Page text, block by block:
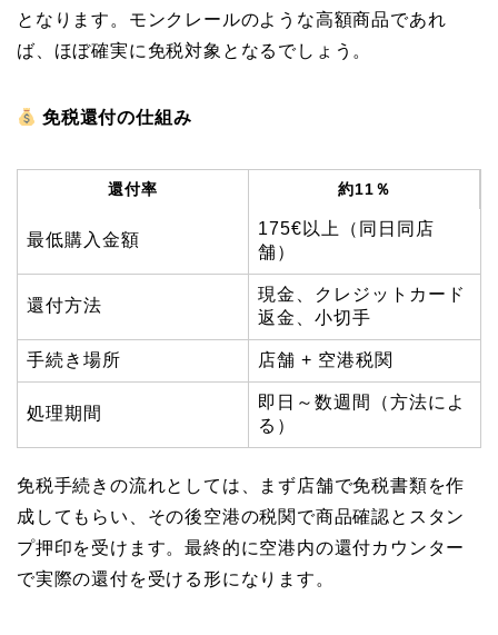
となります。モンクレールのような高額商品であれ
ば、ほぼ確実に免税対象となるでしょう。
免税還付の仕組み
還付率 約11％
最低購入金額
175€以上（同日同店
舗）
還付方法
現金、クレジットカード
返金、小切手
手続き場所 店舗 + 空港税関
処理期間
即日～数週間（方法によ
る）
免税手続きの流れとしては、まず店舗で免税書類を作
成してもらい、その後空港の税関で商品確認とスタン
プ押印を受けます。最終的に空港内の還付カウンター
で実際の還付を受ける形になります。